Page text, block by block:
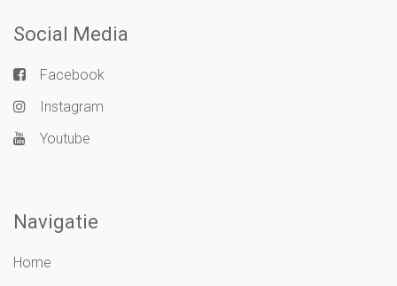
Social Media
Facebook
Instagram
Youtube
Navigatie
Home